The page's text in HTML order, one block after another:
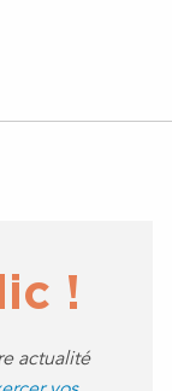
!
actualité